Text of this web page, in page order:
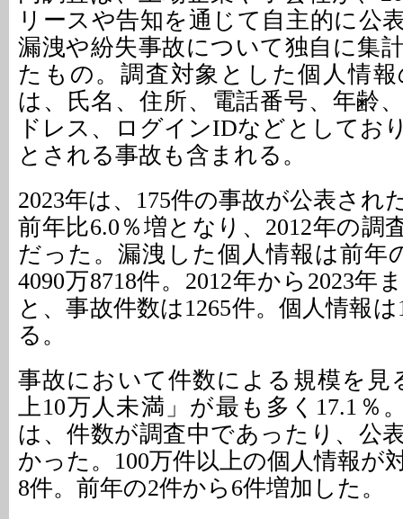
リースや告知を通じて自主的に公
漏洩や紛失事故について独自に集
たもの。調査対象とした個人情
は、氏名、住所、電話番号、年齢
ドレス、ログインIDなどとしてお
とされる事故も含まれる。
2023年は、175件の事故が公表され
前年比6.0％増となり、2012年の調
だった。漏洩した個人情報は前年
4090万8718件。2012年から2023年
と、事故件数は1265件。個人情報
る。
事故において件数による規模を見
上10万人未満」が最も多く17.1％
は、件数が調査中であったり、公
かった。100万件以上の個人情報が
8件。前年の2件から6件増加した。